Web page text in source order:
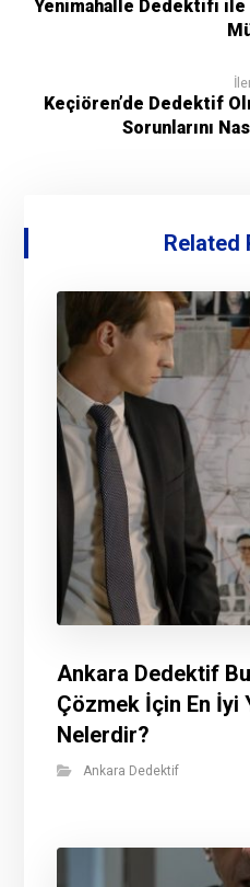
Yenimahalle Dedektifi ile
Keçiören’de Dedektif
Sorunlarını
Related
Ankara Dedektif
Çözmek İçin En İyi
Nelerdir?
Ankara Dedektif